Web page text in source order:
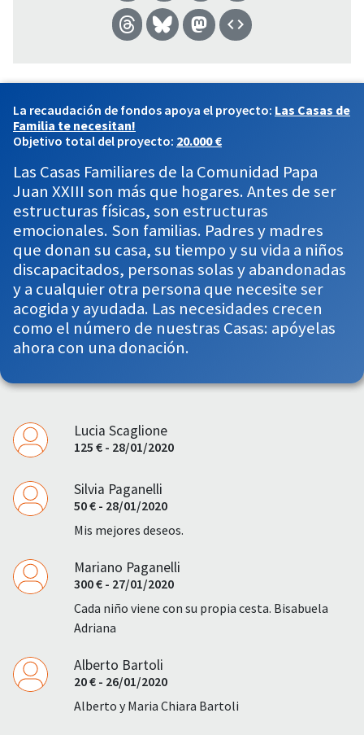
La recaudación de fondos apoya el proyecto: Las Casas de
Familia te necesitan!
Objetivo total del proyecto: 20.000 €
Las Casas Familiares de la Comunidad Papa
Juan XXIII son más que hogares. Antes de ser
estructuras físicas, son estructuras
emocionales. Son familias. Padres y madres
que donan su casa, su tiempo y su vida a niños
discapacitados, personas solas y abandonadas
y a cualquier otra persona que necesite ser
acogida y ayudada. Las necesidades crecen
como el número de nuestras Casas: apóyelas
ahora con una donación.
Lucia Scaglione
125 € - 28/01/2020
Silvia Paganelli
50 € - 28/01/2020
Mis mejores deseos.
Mariano Paganelli
300 € - 27/01/2020
Cada niño viene con su propia cesta. Bisabuela
Adriana
Alberto Bartoli
20 € - 26/01/2020
Alberto y Maria Chiara Bartoli